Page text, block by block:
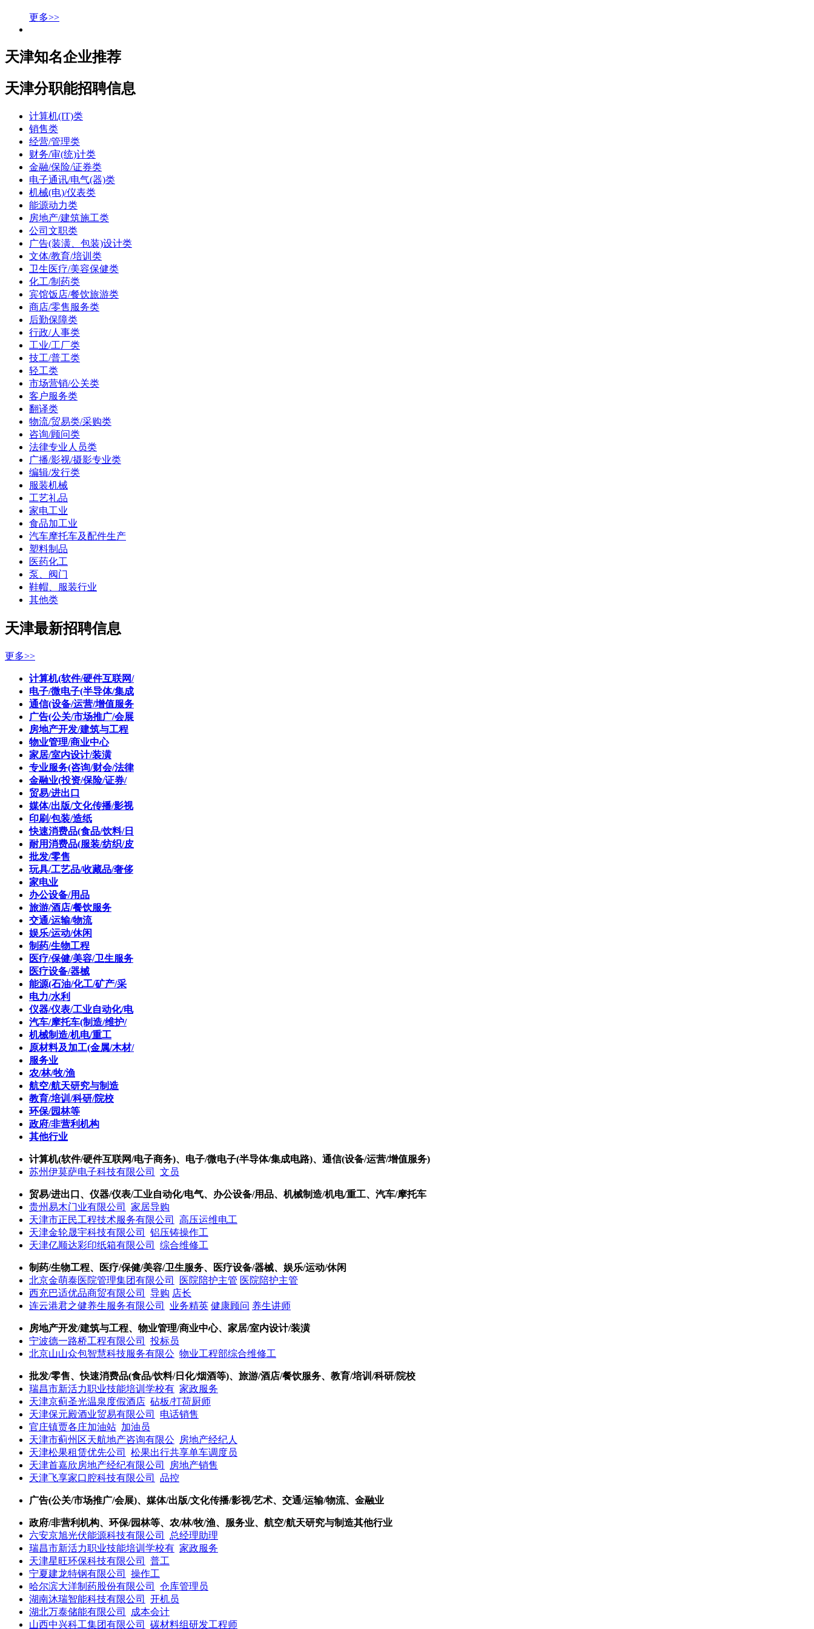
更多>>
天津知名企业推荐
天津分职能招聘信息
计算机(IT)类
销售类
经营/管理类
财务/审(统)计类
金融/保险/证券类
电子通讯/电气(器)类
机械(电)/仪表类
能源动力类
房地产/建筑施工类
公司文职类
广告(装潢、包装)设计类
文体/教育/培训类
卫生医疗/美容保健类
化工/制药类
宾馆饭店/餐饮旅游类
商店/零售服务类
后勤保障类
行政/人事类
工业/工厂类
技工/普工类
轻工类
市场营销/公关类
客户服务类
翻译类
物流/贸易类/采购类
咨询/顾问类
法律专业人员类
广播/影视/摄影专业类
编辑/发行类
服装机械
工艺礼品
家电工业
食品加工业
汽车摩托车及配件生产
塑料制品
医药化工
泵、阀门
鞋帽、服装行业
其他类
天津最新招聘信息
更多>>
计算机(软件/硬件互联网/
电子/微电子(半导体/集成
通信(设备/运营/增值服务
广告(公关/市场推广/会展
房地产开发/建筑与工程
物业管理/商业中心
家居/室内设计/装潢
专业服务(咨询/财会/法律
金融业(投资/保险/证券/
贸易/进出口
媒体/出版/文化传播/影视
印刷/包装/造纸
快速消费品(食品/饮料/日
耐用消费品(服装/纺织/皮
批发/零售
玩具/工艺品/收藏品/奢侈
家电业
办公设备/用品
旅游/酒店/餐饮服务
交通/运输/物流
娱乐/运动/休闲
制药/生物工程
医疗/保健/美容/卫生服务
医疗设备/器械
能源(石油/化工/矿产/采
电力/水利
仪器/仪表/工业自动化/电
汽车/摩托车(制造/维护/
机械制造/机电/重工
原材料及加工(金属/木材/
服务业
农/林/牧/渔
航空/航天研究与制造
教育/培训/科研/院校
环保/园林等
政府/非营利机构
其他行业
计算机(软件/硬件互联网/电子商务)、电子/微电子(半导体/集成电路)、通信(设备/运营/增值服务)
苏州伊莫萨电子科技有限公司
文员
贸易/进出口、仪器/仪表/工业自动化/电气、办公设备/用品、机械制造/机电/重工、汽车/摩托车
贵州易木门业有限公司
家居导购
天津市正民工程技术服务有限公司
高压运维电工
天津金轮晟宇科技有限公司
铝压铸操作工
天津亿顺达彩印纸箱有限公司
综合维修工
制药/生物工程、医疗/保健/美容/卫生服务、医疗设备/器械、娱乐/运动/休闲
北京金萌泰医院管理集团有限公司
医院陪护主管 医院陪护主管
西充巴适优品商贸有限公司
导购 店长
连云港君之健养生服务有限公司
业务精英 健康顾问 养生讲师
房地产开发/建筑与工程、物业管理/商业中心、家居/室内设计/装潢
宁波德一路桥工程有限公司
投标员
北京山山众包智慧科技服务有限公 物业工程部综合维修工
批发/零售、快速消费品(食品/饮料/日化/烟酒等)、旅游/酒店/餐饮服务、教育/培训/科研/院校
瑞昌市新活力职业技能培训学校有 家政服务
天津京蓟圣光温泉度假酒店 砧板/打荷厨师
天津保元殿酒业贸易有限公司
电话销售
官庄镇贾各庄加油站 加油员
天津市蓟州区天航地产咨询有限公 房地产经纪人
天津松果租赁优先公司
松果出行共享单车调度员
天津首嘉欣房地产经纪有限公司
房地产销售
天津飞享家口腔科技有限公司
品控
广告(公关/市场推广/会展)、媒体/出版/文化传播/影视/艺术、交通/运输/物流、金融业
政府/非营利机构、环保/园林等、农/林/牧/渔、服务业、航空/航天研究与制造其他行业
六安京旭光伏能源科技有限公司
总经理助理
瑞昌市新活力职业技能培训学校有 家政服务
天津星旺环保科技有限公司
普工
宁夏建龙特钢有限公司
操作工
哈尔滨大洋制药股份有限公司
仓库管理员
湖南沐瑞智能科技有限公司
开机员
湖北万泰储能有限公司
成本会计
山西中兴科工集团有限公司
碳材料组研发工程师